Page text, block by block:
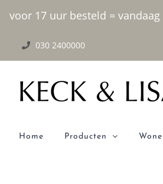
voor 17 uur besteld =
inhoud
030 2400000
Home Producten